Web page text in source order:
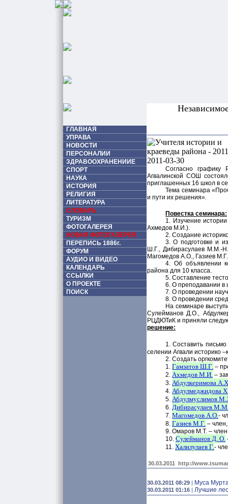
ГЛАВНАЯ
УПРАВА
НОВОСТИ
ПЕРСОНАЛИИ
ЗДРАВООХРАНЕНИИЕ
СПОРТ
НАУКА
ИСТОРИЯ
РЕЛИГИЯ
ЛИТЕРАТУРА
СЛОВАРЬ
ТУРИЗМ
ФОТОГАЛЕРЕЯ
НОВАЯ ФОТОГАЛЕРЕЯ
ПЕРЕПИСЬ 1886г.
ФОРУМ
АУДИО И ВИДЕО
КАЛЕНДАРЬ
ССЫЛКИ
О ПРОЕКТЕ
ПОИСК
Согласно
Агвалинской СОШ
приглашенных 16 школ в
Тема семинара
и пути их решения».
Повестка семинара:
1. Изучение
Ахмедов М.И.).
2. Создание
3. О подготовке и
Ш.Г., Дибирасулаев М.М.-
Магомедов А.О., Газиев
4. Об объявлении
района для 10 класса.
5. Составление
6. О преподавании в
7. О проведении
8. О проведении
На семинаре
Сулейманов Д.О.,
РЦДЮТиК и приняли
решение:
1. Составить
селении Агвали историко
2. Создать
1. Гамзатов Ш.Г. –
2. Ахмедов М.И. –
3. Абдулкеримова
4. Абдулмеджидова
5. Абдулмуслимов
6. Дибирасулаев
7. Магомедов А.О.-
8. Газиев М.Г. –
9. Омаров М.Т. –
10. Сулейманов Д. О.
11. Халилулаев Г.-
30.03.2011 http://
30.03.2011 08:29 | Муса
30.03.2011 01:16 | Лучшие